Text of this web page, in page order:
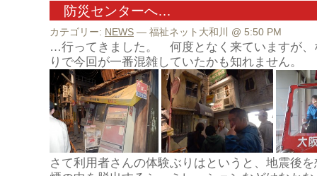
防災センターへ…
カテゴリー: NEWS — 福祉ネット大和川 @ 5:50 PM
…行ってきました。 何度となく来ていますが、
りで今回が一番混雑していたかも知れません。
さて利用者さんの体験ぶりはというと、地震後